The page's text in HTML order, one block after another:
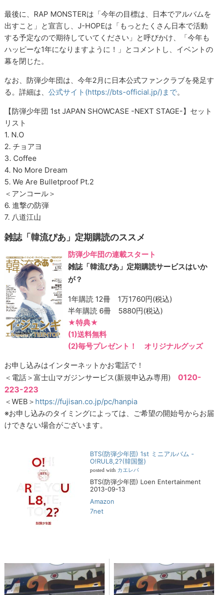
最後に、RAP MONSTERは「今年の目標は、日本でアルバムを
出すこと」と宣言し、J-HOPEは「もっとたくさん日本で活動
する予定なので期待していてください」と呼びかけ、「今年も
ハッピーな1年になりますように！」とコメントし、イベントの
幕を閉じた。
なお、防弾少年団は、今年2月に日本公式ファンクラブを発足す
る。詳細は、公式サイト(https://bts-official.jp/)まで。
【防弾少年団 1st JAPAN SHOWCASE -NEXT STAGE-】セット
リスト
1. N.O
2. チョアヨ
3. Coffee
4. No More Dream
5. We Are Bulletproof Pt.2
＜アンコール＞
6. 進撃の防弾
7. 八道江山
雑誌「韓流ぴあ」定期購読のススメ
防弾少年団の連載スタート
雑誌「韓流ぴあ」定期購読サービスはいか
が？
1年購読 12冊 1万1760円(税込)
半年購読 6冊 5880円(税込)
★特典★
(1)送料無料
(2)毎号プレゼント！ オリジナルグッズ
お申し込みはインターネットかお電話で！
＜電話＞富士山マガジンサービス(新規申込み専用)0120-
223-223
＜WEB＞ https://fujisan.co.jp/pc/hanpia
※お申し込みのタイミングによっては、ご希望の開始号からお届
けできない場合がございます。
BTS(防弾少年団) 1st ミニアルバム -
O!RUL8,2?(韓国盤)
posted with カエレバ
BTS(防弾少年団) Loen Entertainment
2013-09-13
Amazon
7net